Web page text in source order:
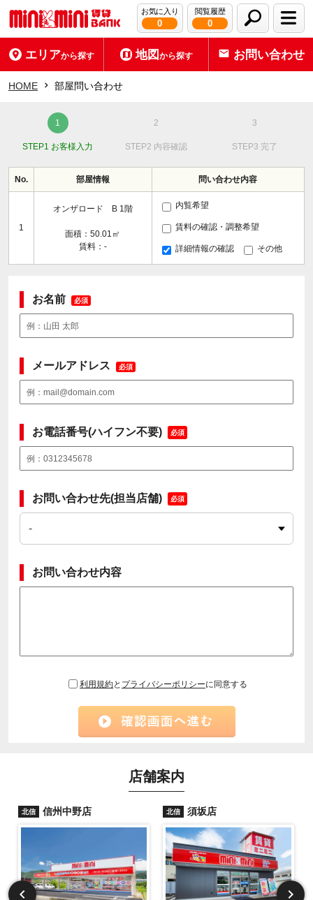
お気に入り
0
閲覧履歴
0
エリアから探す 地図から探す お問い合わせ
HOME 部屋問い合わせ
STEP1 お客様入力 STEP2 内容確認 STEP3 完了
No. 部屋情報 問い合わせ内容
1
オンザロード B 1階
面積：50.01㎡
賃料：-
内覧希望
賃料の確認・調整希望
詳細情報の確認 その他
お名前 必須
メールアドレス 必須
お電話番号(ハイフン不要) 必須
お問い合わせ先(担当店舗) 必須
お問い合わせ内容
利用規約と プライバシーポリシーに同意する
店舗案内
北信 信州中野店 北信 須坂店